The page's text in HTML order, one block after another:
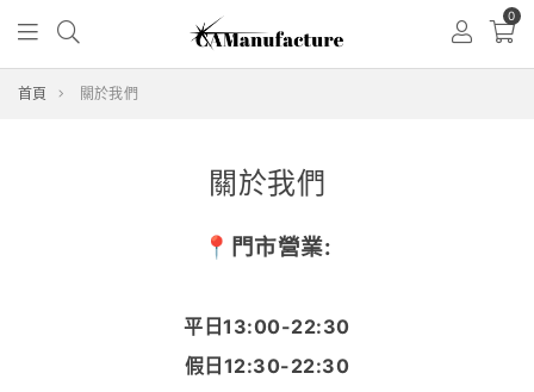
0
首頁 關於我們
關於我們
📍門市營業:
平日13:00-22:30
假日12:30-22:30